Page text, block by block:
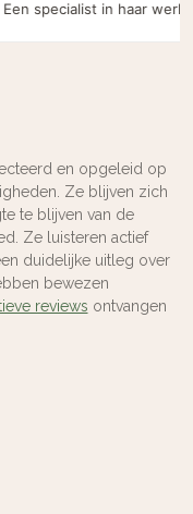
specialist in haar werk.
en opgeleid op
Ze blijven zich
te blijven van de
Ze luisteren actief
duidelijke uitleg over
bewezen
reviews ontvangen